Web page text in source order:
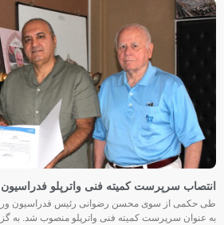
انتصاب سرپرست کمیته فنی واترپلو
طی حکمی از سوی محسن رضوانی رئیس فدراسیون
به عنوان سرپرست کمیته فنی واترپلو منصوب شد. به